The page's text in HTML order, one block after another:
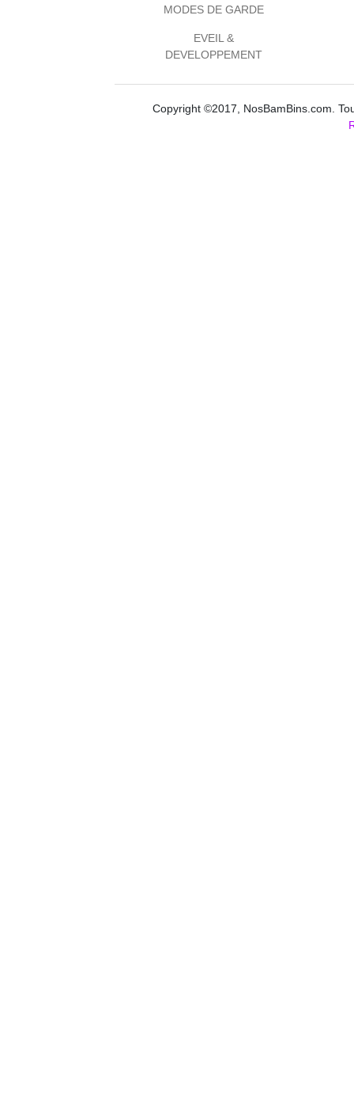
MODES DE GARDE
EVEIL &
DEVELOPPEMENT
Copyright ©2017, NosBamBins.com.